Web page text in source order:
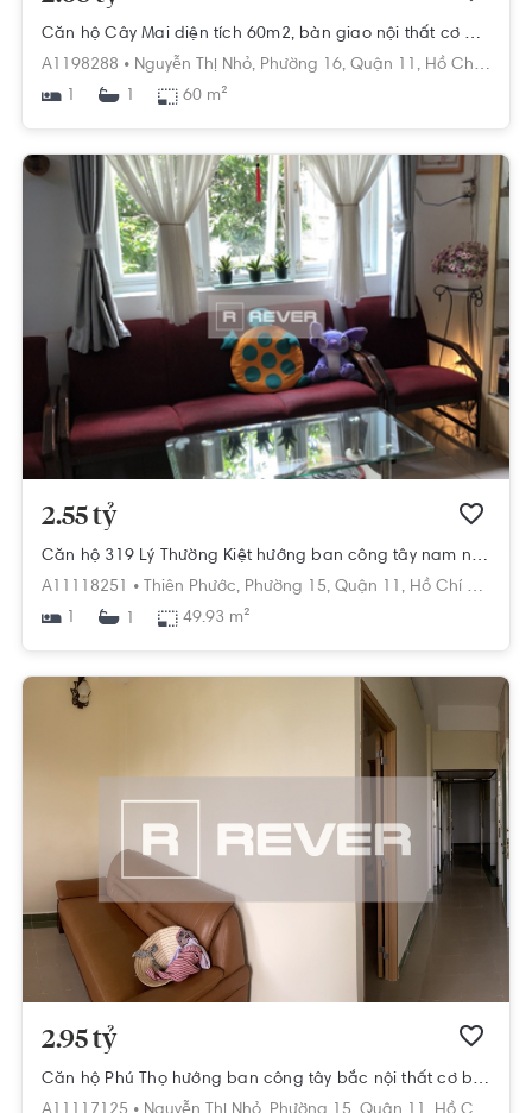
Căn hộ Cây Mai diện tích 60m2, bàn giao nội thất cơ bản.
A1198288 • Nguyễn Thị Nhỏ, Phường 16, Quận 11, Hồ Chí Minh
1
1 60 m²
2.55 tỷ
Căn hộ 319 Lý Thường Kiệt hướng ban công tây nam nội thất cơ bản diện tích 49.93m²
A11118251 • Thiên Phước, Phường 15, Quận 11, Hồ Chí Minh
1
49.93 m²
2.95 tỷ
Căn hộ Phú Thọ hướng ban công tây bắc nội thất cơ bản diện tích 66m².